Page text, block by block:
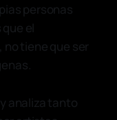
personas
el
tiene que ser
analiza tanto